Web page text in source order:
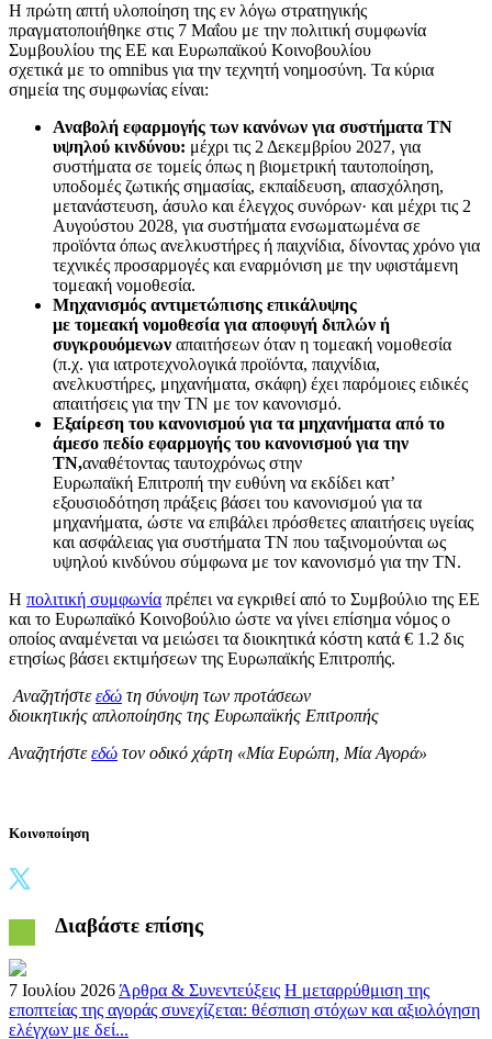
Η πρώτη απτή υλοποίηση της εν λόγω στρατηγικής
πραγματοποιήθηκε στις 7 Μαΐου με την πολιτική συμφωνία
Συμβουλίου της ΕΕ και Ευρωπαϊκού Κοινοβουλίου
σχετικά με το omnibus για την τεχνητή νοημοσύνη. Τα κύρια
σημεία της συμφωνίας είναι:
Αναβολή εφαρμογής των κανόνων για συστήματα ΤΝ
υψηλού κινδύνου: μέχρι τις 2 Δεκεμβρίου 2027, για
συστήματα σε τομείς όπως η βιομετρική ταυτοποίηση,
υποδομές ζωτικής σημασίας, εκπαίδευση, απασχόληση,
μετανάστευση, άσυλο και έλεγχος συνόρων· και μέχρι τις 2
Αυγούστου 2028, για συστήματα ενσωματωμένα σε
προϊόντα όπως ανελκυστήρες ή παιχνίδια, δίνοντας χρόνο για
τεχνικές προσαρμογές και εναρμόνιση με την υφιστάμενη
τομεακή νομοθεσία.
Μηχανισμός αντιμετώπισης επικάλυψης
με τομεακή νομοθεσία για αποφυγή διπλών ή
συγκρουόμενων απαιτήσεων όταν η τομεακή νομοθεσία
(π.χ. για ιατροτεχνολογικά προϊόντα, παιχνίδια,
ανελκυστήρες, μηχανήματα, σκάφη) έχει παρόμοιες ειδικές
απαιτήσεις για την ΤΝ με τον κανονισμό.
Εξαίρεση του κανονισμού για τα μηχανήματα από το
άμεσο πεδίο εφαρμογής του κανονισμού για την
ΤΝ,αναθέτοντας ταυτοχρόνως στην
Ευρωπαϊκή Επιτροπή την ευθύνη να εκδίδει κατ’
εξουσιοδότηση πράξεις βάσει του κανονισμού για τα
μηχανήματα, ώστε να επιβάλει πρόσθετες απαιτήσεις υγείας
και ασφάλειας για συστήματα ΤΝ που ταξινομούνται ως
υψηλού κινδύνου σύμφωνα με τον κανονισμό για την ΤΝ.
Η πολιτική συμφωνία πρέπει να εγκριθεί από το Συμβούλιο της ΕΕ
και το Ευρωπαϊκό Κοινοβούλιο ώστε να γίνει επίσημα νόμος ο
οποίος αναμένεται να μειώσει τα διοικητικά κόστη κατά € 1.2 δις
ετησίως βάσει εκτιμήσεων της Ευρωπαϊκής Επιτροπής.
Αναζητήστεεδώ τη σύνοψη των προτάσεων
διοικητικής απλοποίησης της Ευρωπαϊκής Επιτροπής
Αναζητήστεεδώ τον οδικό χάρτη «Μία Ευρώπη, Μία Αγορά»
Κοινοποίηση
Διαβάστε επίσης
7 Ιουλίου 2026 Άρθρα & Συνεντεύξεις Η μεταρρύθμιση της
εποπτείας της αγοράς συνεχίζεται: θέσπιση στόχων και αξιολόγηση
ελέγχων με δεί...